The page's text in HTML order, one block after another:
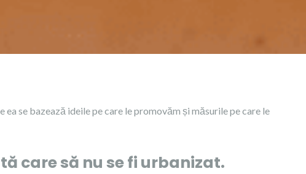
se bazează ideile pe care le promovăm și măsurile pe care le
care să nu se fi urbanizat.